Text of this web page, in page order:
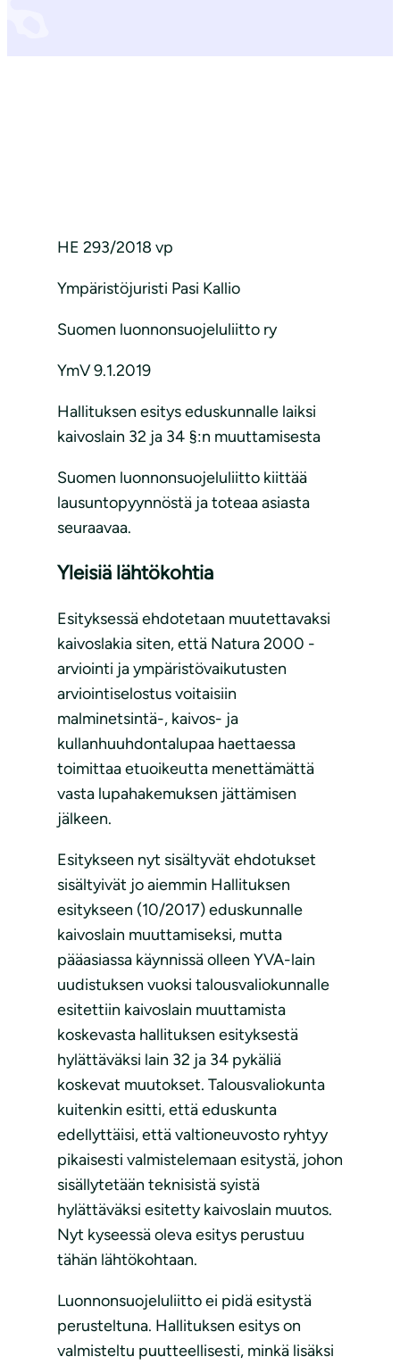
HE 293/2018 vp
Ympäristöjuristi Pasi Kallio
Suomen luonnonsuojeluliitto ry
YmV 9.1.2019
Hallituksen esitys eduskunnalle laiksi
kaivoslain 32 ja 34 §:n muuttamisesta
Suomen luonnonsuojeluliitto kiittää
lausuntopyynnöstä ja toteaa asiasta
seuraavaa.
Yleisiä lähtökohtia
Esityksessä ehdotetaan muutettavaksi
kaivoslakia siten, että Natura 2000 -
arviointi ja ympäristövaikutusten
arviointiselostus voitaisiin
malminetsintä-, kaivos- ja
kullanhuuhdontalupaa haettaessa
toimittaa etuoikeutta menettämättä
vasta lupahakemuksen jättämisen
jälkeen.
Esitykseen nyt sisältyvät ehdotukset
sisältyivät jo aiemmin Hallituksen
esitykseen (10/2017) eduskunnalle
kaivoslain muuttamiseksi, mutta
pääasiassa käynnissä olleen YVA-lain
uudistuksen vuoksi talousvaliokunnalle
esitettiin kaivoslain muuttamista
koskevasta hallituksen esityksestä
hylättäväksi lain 32 ja 34 pykäliä
koskevat muutokset. Talousvaliokunta
kuitenkin esitti, että eduskunta
edellyttäisi, että valtioneuvosto ryhtyy
pikaisesti valmistelemaan esitystä, johon
sisällytetään teknisistä syistä
hylättäväksi esitetty kaivoslain muutos.
Nyt kyseessä oleva esitys perustuu
tähän lähtökohtaan.
Luonnonsuojeluliitto ei pidä esitystä
perusteltuna. Hallituksen esitys on
valmisteltu puutteellisesti, minkä lisäksi